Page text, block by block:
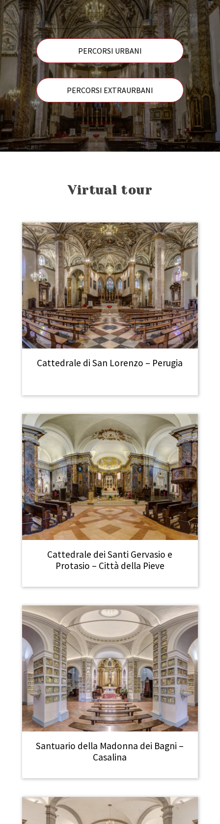
PERCORSI URBANI
PERCORSI EXTRAURBANI
Virtual tour
Cattedrale di San Lorenzo – Perugia
Cattedrale dei Santi Gervasio e
Protasio – Città della Pieve
Santuario della Madonna dei Bagni –
Casalina